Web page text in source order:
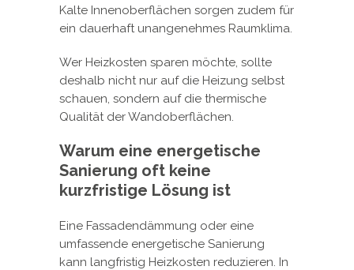
Kalte Innenoberflächen sorgen zudem für
ein dauerhaft unangenehmes Raumklima.
Wer Heizkosten sparen möchte, sollte
deshalb nicht nur auf die Heizung selbst
schauen, sondern auf die thermische
Qualität der Wandoberflächen.
Warum eine energetische
Sanierung oft keine
kurzfristige Lösung ist
Eine Fassadendämmung oder eine
umfassende energetische Sanierung
kann langfristig Heizkosten reduzieren. In